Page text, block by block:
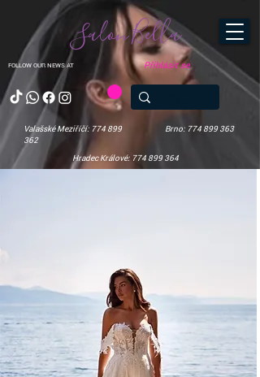
FOLLOW OUR NEWS AT
Salon Bella
Valašské Meziříčí: 774 899
362
Brno: 774 899 363
Hradec Králové: 774 899 364
Přihlásit se